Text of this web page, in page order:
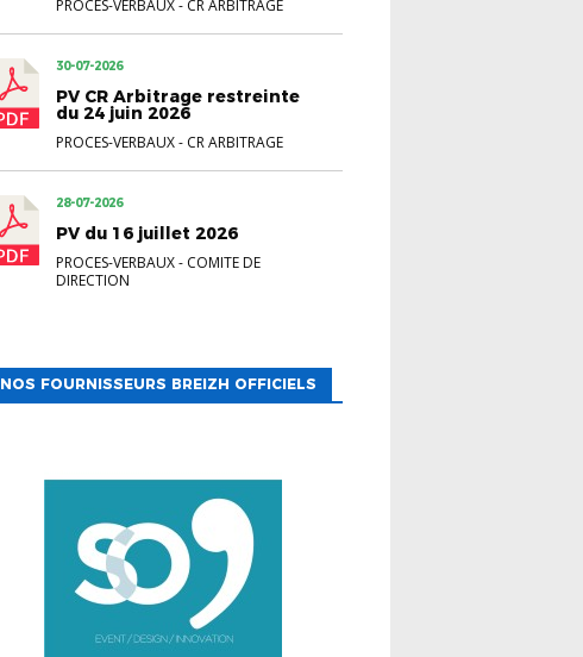
PROCES-VERBAUX- CR ARBITRAGE
30-07-2026
PV CR Arbitrage restreinte
du 24 juin 2026
PROCES-VERBAUX- CR ARBITRAGE
28-07-2026
PV du 16 juillet 2026
PROCES-VERBAUX- COMITE DE
DIRECTION
NOS FOURNISSEURS BREIZH OFFICIELS